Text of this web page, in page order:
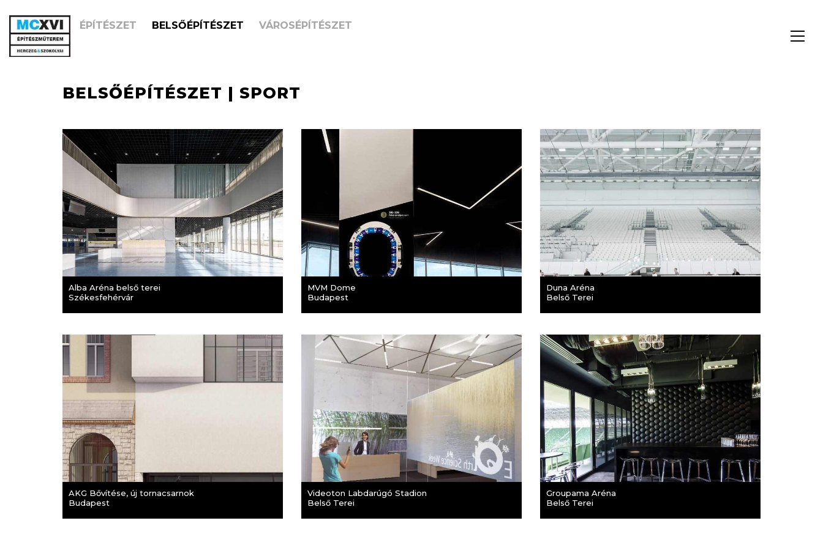
ÉPÍTÉSZET BELSŐÉPÍTÉSZET VÁROSÉPÍTÉSZET
BELSŐÉPÍTÉSZET | SPORT
Alba Aréna belső terei
Székesfehérvár
MVM Dome
Budapest
Duna Aréna
Belső Terei
AKG Bővítése, új tornacsarnok
Budapest
Videoton Labdarúgó Stadion
Belső Terei
Groupama Aréna
Belső Terei